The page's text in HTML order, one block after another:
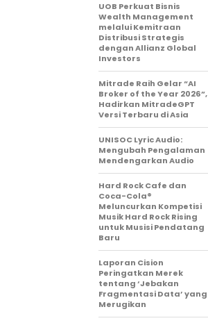
UOB Perkuat Bisnis
Wealth Management
melalui Kemitraan
Distribusi Strategis
dengan Allianz Global
Investors
Mitrade Raih Gelar “AI
Broker of the Year 2026”,
Hadirkan MitradeGPT
Versi Terbaru di Asia
UNISOC Lyric Audio:
Mengubah Pengalaman
Mendengarkan Audio
Hard Rock Cafe dan
Coca-Cola®
Meluncurkan Kompetisi
Musik Hard Rock Rising
untuk Musisi Pendatang
Baru
Laporan Cision
Peringatkan Merek
tentang ‘Jebakan
Fragmentasi Data’ yang
Merugikan